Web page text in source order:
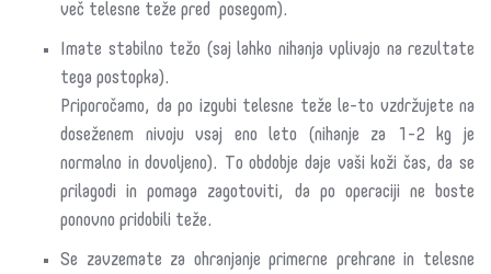
več telesne teže pred posegom).
Imate stabilno težo (saj lahko nihanja vplivajo na rezultate
tega postopka).
Priporočamo, da po izgubi telesne teže le-to vzdržujete na
doseženem nivoju vsaj eno leto (nihanje za 1-2 kg je
normalno in dovoljeno). To obdobje daje vaši koži čas, da se
prilagodi in pomaga zagotoviti, da po operaciji ne boste
ponovno pridobili teže.
Se zavzemate za ohranjanje primerne prehrane in telesne